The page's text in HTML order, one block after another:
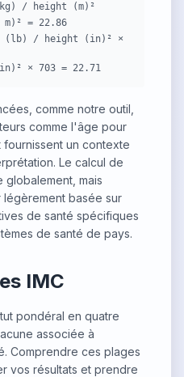
/ height (m)²
= 22.86
(lb) / height (in)² ×
× 703 = 22.71
comme notre outil,
comme l'âge pour
un contexte
Le calcul de
globalement, mais
basée sur
de santé spécifiques
de santé de pays.
IMC
pondéral en quatre
associée à
Comprendre ces plages
vos résultats et prendre